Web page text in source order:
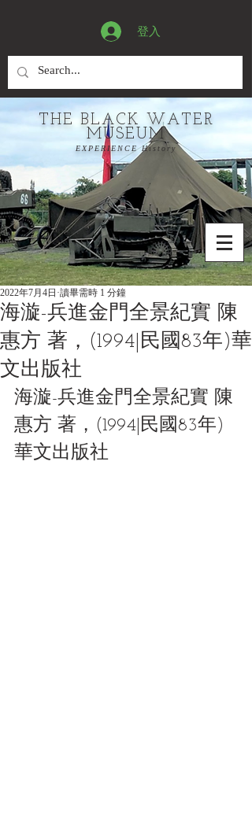
登入
THE BLACK WATER
MUSEUM
EXPERIENCE History
海漩-兵進金門全景紀實 陳
惠方 著，(1994|民國83年)華
文出版社
2022年7月4日 讀畢需時 1 分鐘
海漩-兵進金門全景紀實 陳
惠方 著，(1994|民國83年)
華文出版社